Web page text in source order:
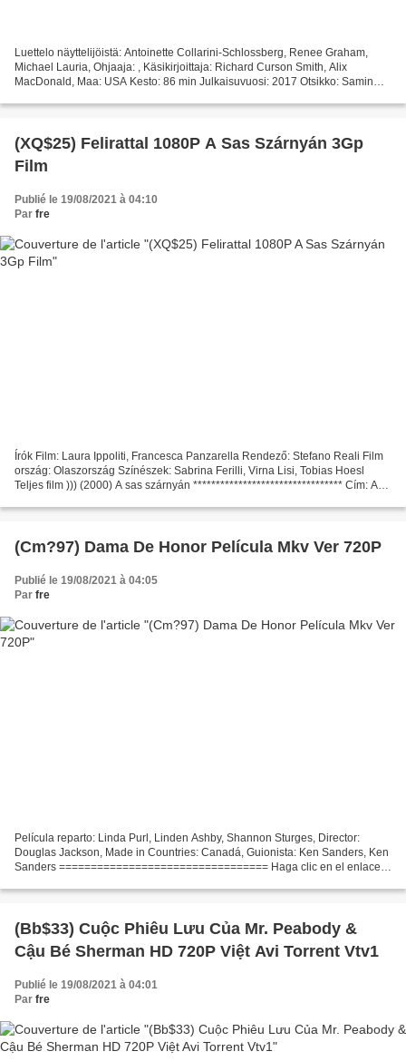
Luettelo näyttelijöistä: Antoinette Collarini-Schlossberg, Renee Graham,
Michael Lauria, Ohjaaja: , Käsikirjoittaja: Richard Curson Smith, Alix
MacDonald, Maa: USA Kesto: 86 min Julkaisuvuosi: 2017 Otsikko: Samin
(XQ$25) Felirattal 1080P A Sas Szárnyán 3Gp
Film
Publié le 19/08/2021 à 04:10
Par fre
Írók Film: Laura Ippoliti, Francesca Panzarella Rendező: Stefano Reali Film
ország: Olaszország Színészek: Sabrina Ferilli, Virna Lisi, Tobias Hoesl
Teljes film ))) (2000) A sas szárnyán ********************************* Cím: A
(Cm?97) Dama De Honor Película Mkv Ver 720P
Publié le 19/08/2021 à 04:05
Par fre
Película reparto: Linda Purl, Linden Ashby, Shannon Sturges, Director:
Douglas Jackson, Made in Countries: Canadá, Guionista: Ken Sanders, Ken
Sanders ================================= Haga clic en el enlace
(Bb$33) Cuộc Phiêu Lưu Của Mr. Peabody &
Cậu Bé Sherman HD 720P Việt Avi Torrent Vtv1
Publié le 19/08/2021 à 04:01
Par fre